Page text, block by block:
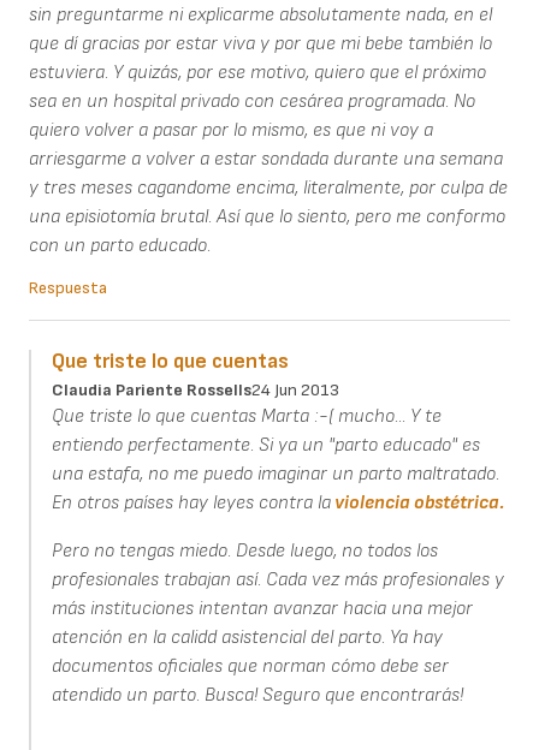
sin preguntarme ni explicarme absolutamente nada, en el
que dí gracias por estar viva y por que mi bebe también lo
estuviera. Y quizás, por ese motivo, quiero que el próximo
sea en un hospital privado con cesárea programada. No
quiero volver a pasar por lo mismo, es que ni voy a
arriesgarme a volver a estar sondada durante una semana
y tres meses cagandome encima, literalmente, por culpa de
una episiotomía brutal. Así que lo siento, pero me conformo
con un parto educado.
Respuesta
Que triste lo que cuentas
Claudia Pariente Rossells24 Jun 2013
Que triste lo que cuentas Marta :-( mucho... Y te
entiendo perfectamente. Si ya un "parto educado" es
una estafa, no me puedo imaginar un parto maltratado.
En otros países hay leyes contra laviolencia obstétrica.
Pero no tengas miedo. Desde luego, no todos los
profesionales trabajan así. Cada vez más profesionales y
más instituciones intentan avanzar hacia una mejor
atención en la calidd asistencial del parto. Ya hay
documentos oficiales que norman cómo debe ser
atendido un parto. Busca! Seguro que encontrarás!